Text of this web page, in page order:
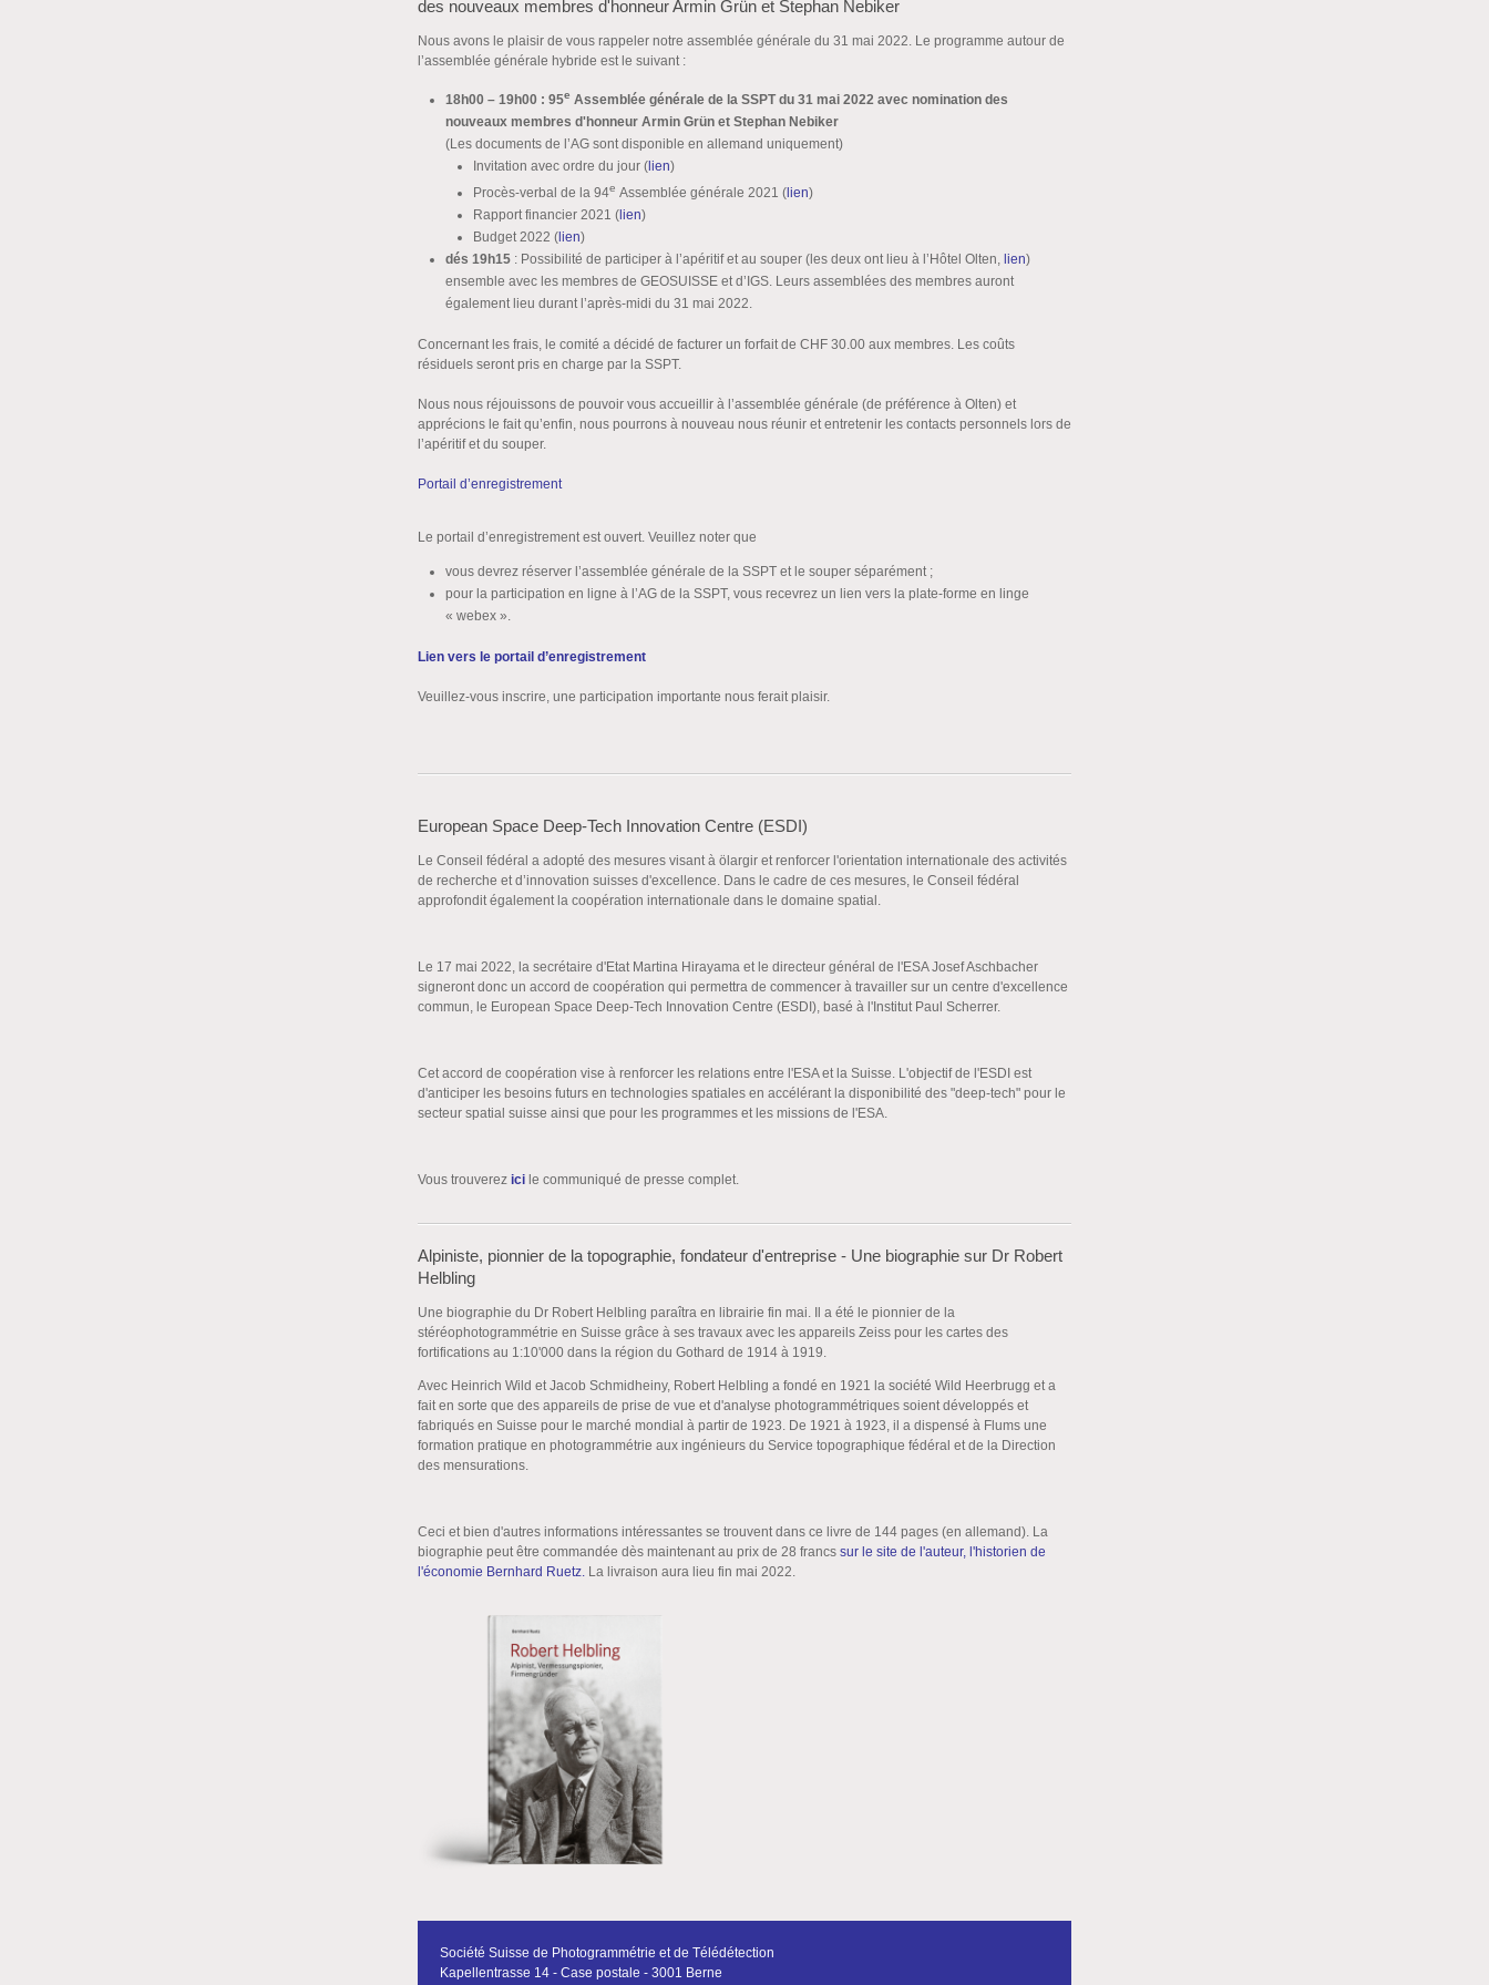
des nouveaux membres d'honneur Armin Grün et Stephan Nebiker
Nous avons le plaisir de vous rappeler notre assemblée générale du 31 mai 2022. Le programme autour de
l’assemblée générale hybride est le suivant :
18h00 – 19h00 : 95e Assemblée générale de la SSPT du 31 mai 2022 avec nomination des
nouveaux membres d'honneur Armin Grün et Stephan Nebiker
(Les documents de l’AG sont disponible en allemand uniquement)
Invitation avec ordre du jour ( lien)
Procès-verbal de la 94e Assemblée générale 2021 ( lien)
Rapport financier 2021 ( lien)
Budget 2022 ( lien)
dés 19h15 : Possibilité de participer à l’apéritif et au souper (les deux ont lieu à l’Hôtel Olten, lien)
ensemble avec les membres de GEOSUISSE et d’IGS. Leurs assemblées des membres auront
également lieu durant l’après-midi du 31 mai 2022.
Concernant les frais, le comité a décidé de facturer un forfait de CHF 30.00 aux membres. Les coûts
résiduels seront pris en charge par la SSPT.
Nous nous réjouissons de pouvoir vous accueillir à l’assemblée générale (de préférence à Olten) et
apprécions le fait qu’enfin, nous pourrons à nouveau nous réunir et entretenir les contacts personnels lors de
l’apéritif et du souper.
Portail d’enregistrement
Le portail d’enregistrement est ouvert. Veuillez noter que
vous devrez réserver l’assemblée générale de la SSPT et le souper séparément ;
pour la participation en ligne à l’AG de la SSPT, vous recevrez un lien vers la plate-forme en linge
« webex ».
Lien vers le portail d’enregistrement
Veuillez-vous inscrire, une participation importante nous ferait plaisir.
European Space Deep-Tech Innovation Centre (ESDI)
Le Conseil fédéral a adopté des mesures visant à ölargir et renforcer l'orientation internationale des activités
de recherche et d’innovation suisses d'excellence. Dans le cadre de ces mesures, le Conseil fédéral
approfondit également la coopération internationale dans le domaine spatial.
Le 17 mai 2022, la secrétaire d'Etat Martina Hirayama et le directeur général de l'ESA Josef Aschbacher
signeront donc un accord de coopération qui permettra de commencer à travailler sur un centre d'excellence
commun, le European Space Deep-Tech Innovation Centre (ESDI), basé à l'Institut Paul Scherrer.
Cet accord de coopération vise à renforcer les relations entre l'ESA et la Suisse. L'objectif de l'ESDI est
d'anticiper les besoins futurs en technologies spatiales en accélérant la disponibilité des "deep-tech" pour le
secteur spatial suisse ainsi que pour les programmes et les missions de l'ESA.
Vous trouverez ici le communiqué de presse complet.
Alpiniste, pionnier de la topographie, fondateur d'entreprise - Une biographie sur Dr Robert
Helbling
Une biographie du Dr Robert Helbling paraîtra en librairie fin mai. Il a été le pionnier de la
stéréophotogrammétrie en Suisse grâce à ses travaux avec les appareils Zeiss pour les cartes des
fortifications au 1:10'000 dans la région du Gothard de 1914 à 1919.
Avec Heinrich Wild et Jacob Schmidheiny, Robert Helbling a fondé en 1921 la société Wild Heerbrugg et a
fait en sorte que des appareils de prise de vue et d'analyse photogrammétriques soient développés et
fabriqués en Suisse pour le marché mondial à partir de 1923. De 1921 à 1923, il a dispensé à Flums une
formation pratique en photogrammétrie aux ingénieurs du Service topographique fédéral et de la Direction
des mensurations.
Ceci et bien d'autres informations intéressantes se trouvent dans ce livre de 144 pages (en allemand). La
biographie peut être commandée dès maintenant au prix de 28 francs sur le site de l'auteur, l'historien de
l'économie Bernhard Ruetz. La livraison aura lieu fin mai 2022.
Société Suisse de Photogrammétrie et de Télédétection
Kapellentrasse 14 - Case postale - 3001 Berne